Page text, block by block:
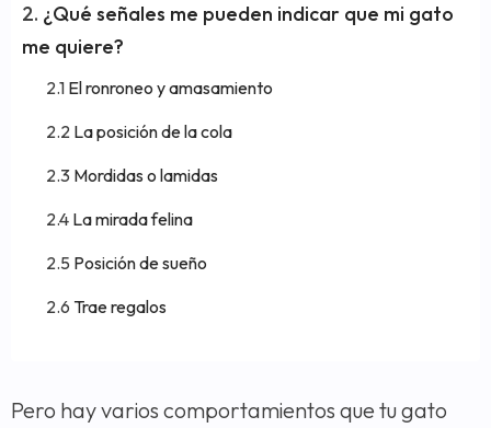
¿Qué señales me pueden indicar que mi gato
me quiere?
El ronroneo y amasamiento
La posición de la cola
Mordidas o lamidas
La mirada felina
Posición de sueño
Trae regalos
Pero hay varios comportamientos que tu gato